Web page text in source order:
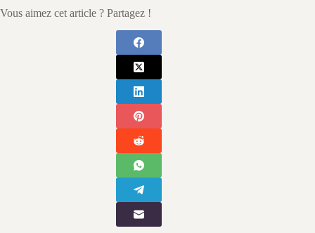
Vous aimez cet article ? Partagez !